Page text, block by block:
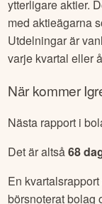
ytterligare aktier.
med aktieägarna
Utdelningar är
varje kvartal eller
När kommer
Nästa rapport i
Det är altså68
En
börsnoterat bolag